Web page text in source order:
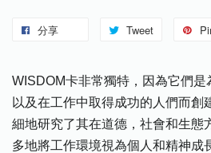
分享 Tweet
WISDOM卡非常獨特，因為它們
以及在工作中取得成功的人們而創
細地研究了其在道德，社會和生態
多地將工作環境視為個人和精神成